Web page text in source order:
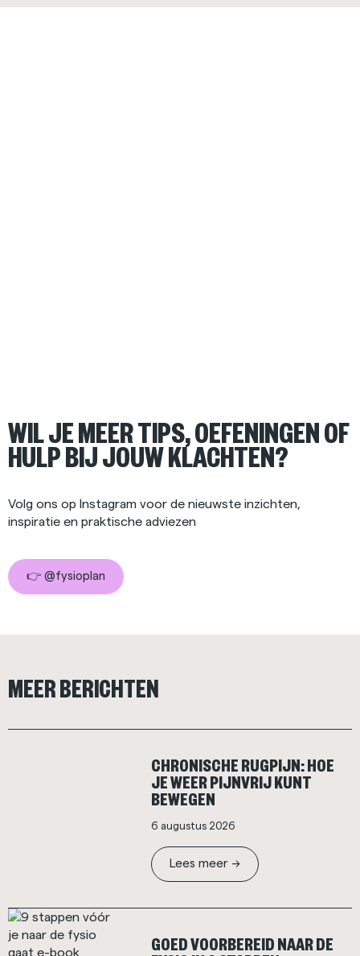
WIL JE MEER TIPS, OEFENINGEN OF
HULP BIJ JOUW KLACHTEN?
Volg ons op Instagram voor de nieuwste inzichten,
inspiratie en praktische adviezen
👉 @fysioplan
MEER BERICHTEN
CHRONISCHE RUGPIJN: HOE
JE WEER PIJNVRIJ KUNT
BEWEGEN
6 augustus 2026
Lees meer ->
GOED VOORBEREID NAAR DE